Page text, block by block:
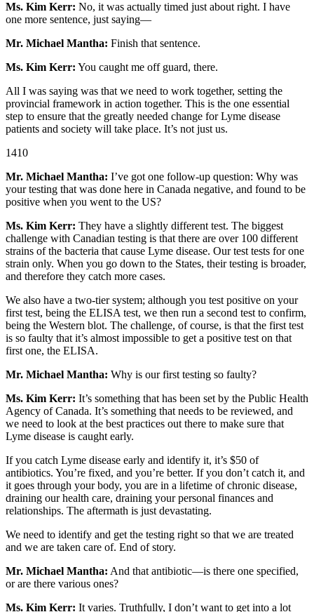
Ms. Kim Kerr: No, it was actually timed just about right. I have
one more sentence, just saying—
Mr. Michael Mantha: Finish that sentence.
Ms. Kim Kerr: You caught me off guard, there.
All I was saying was that we need to work together, setting the
provincial framework in action together. This is the one essential
step to ensure that the greatly needed change for Lyme disease
patients and society will take place. It’s not just us.
1410
Mr. Michael Mantha: I’ve got one follow-up question: Why was
your testing that was done here in Canada negative, and found to be
positive when you went to the US?
Ms. Kim Kerr: They have a slightly different test. The biggest
challenge with Canadian testing is that there are over 100 different
strains of the bacteria that cause Lyme disease. Our test tests for one
strain only. When you go down to the States, their testing is broader,
and therefore they catch more cases.
We also have a two-tier system; although you test positive on your
first test, being the ELISA test, we then run a second test to confirm,
being the Western blot. The challenge, of course, is that the first test
is so faulty that it’s almost impossible to get a positive test on that
first one, the ELISA.
Mr. Michael Mantha: Why is our first testing so faulty?
Ms. Kim Kerr: It’s something that has been set by the Public Health
Agency of Canada. It’s something that needs to be reviewed, and
we need to look at the best practices out there to make sure that
Lyme disease is caught early.
If you catch Lyme disease early and identify it, it’s $50 of
antibiotics. You’re fixed, and you’re better. If you don’t catch it, and
it goes through your body, you are in a lifetime of chronic disease,
draining our health care, draining your personal finances and
relationships. The aftermath is just devastating.
We need to identify and get the testing right so that we are treated
and we are taken care of. End of story.
Mr. Michael Mantha: And that antibiotic—is there one specified,
or are there various ones?
Ms. Kim Kerr: It varies. Truthfully, I don’t want to get into a lot